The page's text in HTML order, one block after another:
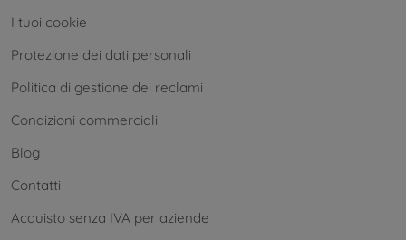
I tuoi cookie
Protezione dei dati personali
Politica di gestione dei reclami
Condizioni commerciali
Blog
Contatti
Acquisto senza IVA per aziende